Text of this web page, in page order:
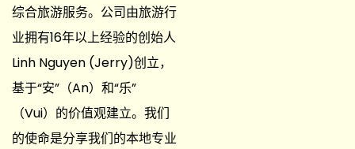
综合旅游服务。公司由旅游行
业拥有16年以上经验的创始人
Linh Nguyen (Jerry)创立，
基于“安”（An）和“乐”
（Vui）的价值观建立。我们
的使命是分享我们的本地专业